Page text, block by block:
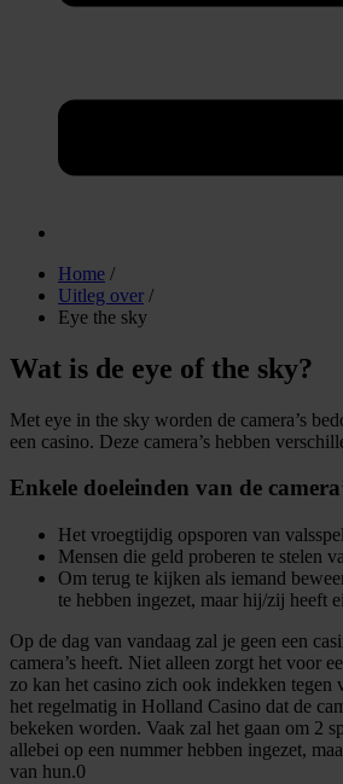
Home /
Uitleg over /
Eye the sky
Wat is de eye of the sky?
Met eye in the sky worden de camera’s
een casino. Deze camera’s hebben
Enkele doeleinden van de
Het vroegtijdig opsporen van
Mensen die geld proberen te stelen
Om terug te kijken als iemand
te hebben ingezet, maar hij/zij heeft
Op de dag van vandaag zal je geen een
camera’s heeft. Niet alleen zorgt het voor
zo kan het casino zich ook indekken tegen
het regelmatig in Holland Casino dat de
bekeken worden. Vaak zal het gaan om 2
allebei op een nummer hebben ingezet,
van hun.0